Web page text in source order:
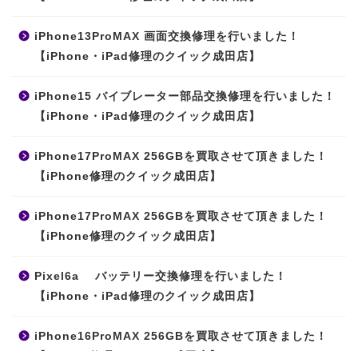
iPhone13ProMAX 画面交換修理を行いました！
【iPhone・iPad修理のクイック成田店】
iPhone15 バイブレーター部品交換修理を行いました！
【iPhone・iPad修理のクイック成田店】
iPhone17ProMAX 256GBを買取させて頂きました！
【iPhone修理のクイック成田店】
iPhone17ProMAX 256GBを買取させて頂きました！
【iPhone修理のクイック成田店】
Pixel6a バッテリー交換修理を行いました！
【iPhone・iPad修理のクイック成田店】
iPhone16ProMAX 256GBを買取させて頂きました！